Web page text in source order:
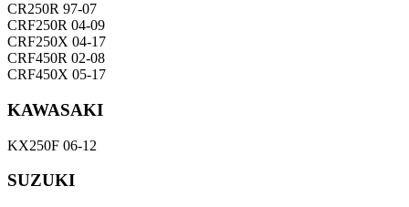
CR250R 97-07
CRF250R 04-09
CRF250X 04-17
CRF450R 02-08
CRF450X 05-17
KAWASAKI
KX250F 06-12
SUZUKI